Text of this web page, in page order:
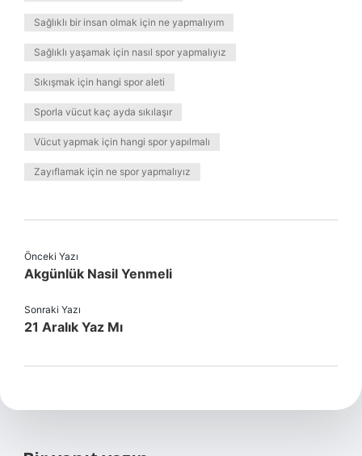
Sağlıklı bir insan olmak için ne yapmalıyım
Sağlıklı yaşamak için nasıl spor yapmalıyız
Sıkışmak için hangi spor aleti
Sporla vücut kaç ayda sıkılaşır
Vücut yapmak için hangi spor yapılmalı
Zayıflamak için ne spor yapmalıyız
Önceki Yazı
Akgünlük Nasil Yenmeli
Sonraki Yazı
21 Aralık Yaz Mı